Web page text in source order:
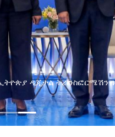
የኢኖቬሽን፣የዲጅታል ኢኮኖሚ እና
የጋራ ግብረሃይል ተቋቋመ